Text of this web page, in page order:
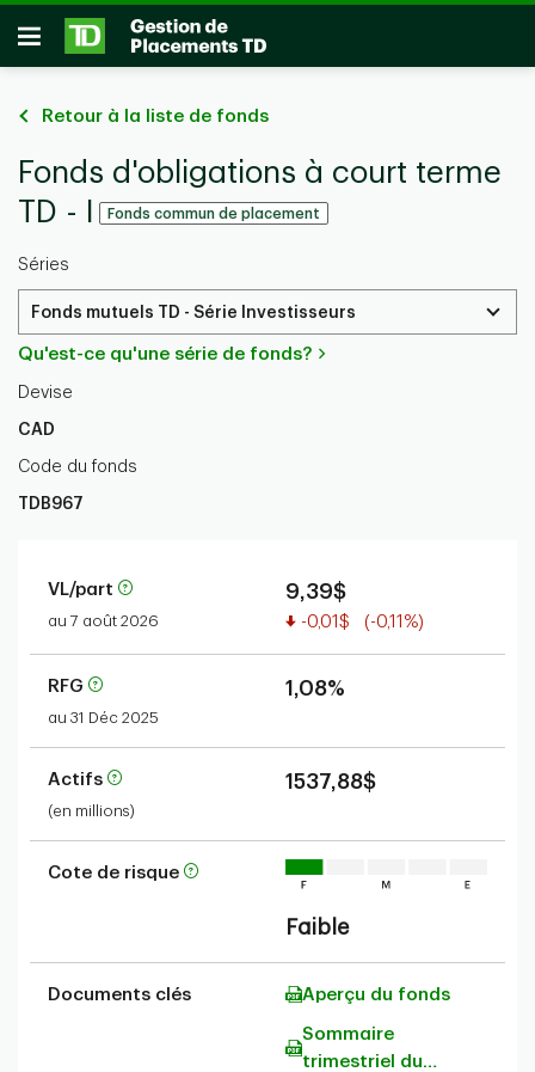
Passer au contenu principal
Ouvrir
Retour à la liste de fonds
Fonds d'obligations à court terme
TD - I
Fonds commun de placement
Séries
Fonds mutuels TD - Série Investisseurs
Qu'est-ce qu'une série de fonds?
Devise
CAD
Code du fonds
TDB967
VL/part
au 7 août 2026
9,39$
Valeur réduite
-0,01$ (-0,11%)
RFG
au 31 Déc 2025
1,08%
Actifs
(en millions)
1537,88$
Cote de risque
Faible
Documents clés Aperçu du fonds
Sommaire
trimestriel du